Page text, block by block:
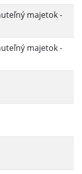
majetok -
majetok -